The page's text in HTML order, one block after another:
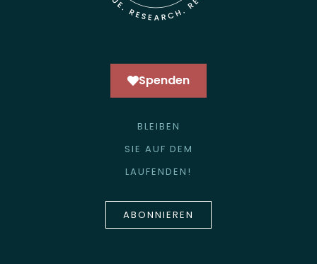
Spenden
BLEIBEN
SIE AUF DEM
LAUFENDEN!
ABONNIEREN